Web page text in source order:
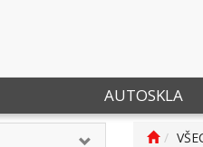
AUTOSKLA